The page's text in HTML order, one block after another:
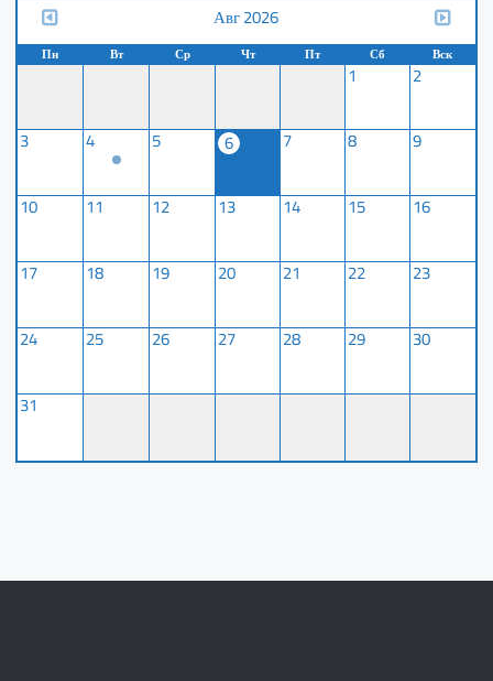
Авг 2026
Пн Вт Ср Чт Пт Сб Вск
1 2
3 4 5 6 7 8 9
10 11 12 13 14 15 16
17 18 19 20 21 22 23
24 25 26 27 28 29 30
31